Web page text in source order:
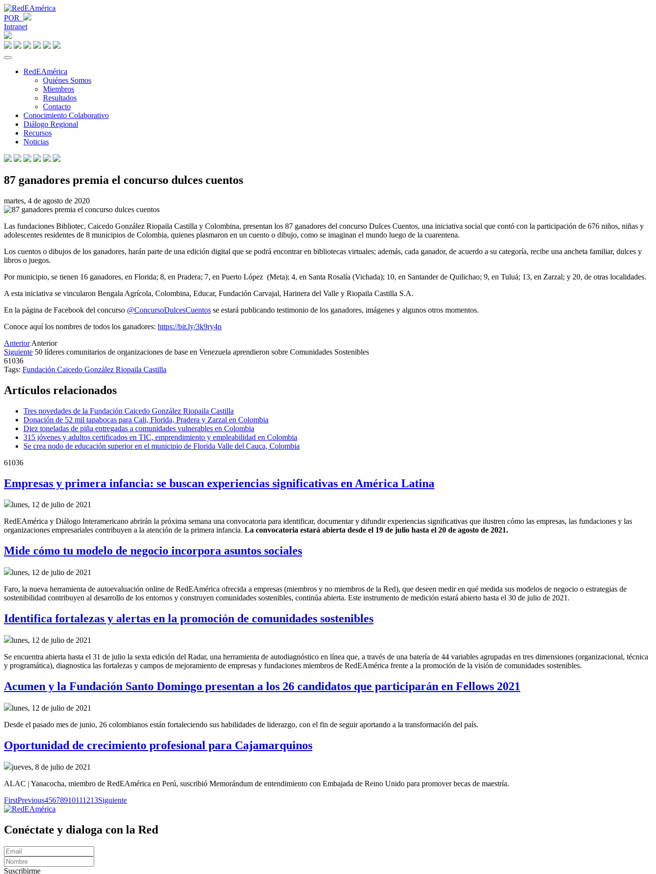
POR
Intranet
RedEAmérica
Quiénes Somos
Miembros
Resultados
Contacto
Conocimiento Colaborativo
Diálogo Regional
Recursos
Noticias
87 ganadores premia el concurso dulces cuentos
martes, 4 de agosto de 2020
Las fundaciones Bibliotec, Caicedo González Riopaila Castilla y Colombina, presentan los 87 ganadores del concurso Dulces Cuentos, una iniciativa social que contó con la participación de 676 niños, niñas y
adolescentes residentes de 8 municipios de Colombia, quienes plasmaron en un cuento o dibujo, como se imaginan el mundo luego de la cuarentena.
Los cuentos o dibujos de los ganadores, harán parte de una edición digital que se podrá encontrar en bibliotecas virtuales; además, cada ganador, de acuerdo a su categoría, recibe una ancheta familiar, dulces y
libros o juegos.
Por municipio, se tienen 16 ganadores, en Florida; 8, en Pradera; 7, en Puerto López (Meta); 4, en Santa Rosalía (Vichada); 10, en Santander de Quilichao; 9, en Tuluá; 13, en Zarzal; y 20, de otras localidades.
A esta iniciativa se vincularon Bengala Agrícola, Colombina, Educar, Fundación Carvajal, Harinera del Valle y Riopaila Castilla S.A.
En la página de Facebook del concurso @ConcursoDulcesCuentos se estará publicando testimonio de los ganadores, imágenes y algunos otros momentos.
Conoce aquí los nombres de todos los ganadores: https://bit.ly/3k9ry4n
Anterior Anterior
Siguiente 50 líderes comunitarios de organizaciones de base en Venezuela aprendieron sobre Comunidades Sostenibles
61036
Tags: Fundación Caicedo González Riopaila Castilla
Artículos relacionados
Tres novedades de la Fundación Caicedo González Riopaila Castilla
Donación de 52 mil tapabocas para Cali, Florida, Pradera y Zarzal en Colombia
Diez toneladas de piña entregadas a comunidades vulnerables en Colombia
315 jóvenes y adultos certificados en TIC, emprendimiento y empleabilidad en Colombia
Se crea nodo de educación superior en el municipio de Florida Valle del Cauca, Colombia
61036
Empresas y primera infancia: se buscan experiencias significativas en América Latina
lunes, 12 de julio de 2021
RedEAmérica y Diálogo Interamericano abrirán la próxima semana una convocatoria para identificar, documentar y difundir experiencias significativas que ilustren cómo las empresas, las fundaciones y las
organizaciones empresariales contribuyen a la atención de la primera infancia. La convocatoria estará abierta desde el 19 de julio hasta el 20 de agosto de 2021.
Mide cómo tu modelo de negocio incorpora asuntos sociales
lunes, 12 de julio de 2021
Faro, la nueva herramienta de autoevaluación online de RedEAmérica ofrecida a empresas (miembros y no miembros de la Red), que deseen medir en qué medida sus modelos de negocio o estrategias de
sostenibilidad contribuyen al desarrollo de los entornos y construyen comunidades sostenibles, continúa abierta. Este instrumento de medición estará abierto hasta el 30 de julio de 2021.
Identifica fortalezas y alertas en la promoción de comunidades sostenibles
lunes, 12 de julio de 2021
Se encuentra abierta hasta el 31 de julio la sexta edición del Radar, una herramienta de autodiagnóstico en línea que, a través de una batería de 44 variables agrupadas en tres dimensiones (organizacional, técnica
y programática), diagnostica las fortalezas y campos de mejoramiento de empresas y fundaciones miembros de RedEAmérica frente a la promoción de la visión de comunidades sostenibles.
Acumen y la Fundación Santo Domingo presentan a los 26 candidatos que participarán en Fellows 2021
lunes, 12 de julio de 2021
Desde el pasado mes de junio, 26 colombianos están fortaleciendo sus habilidades de liderazgo, con el fin de seguir aportando a la transformación del país.
Oportunidad de crecimiento profesional para Cajamarquinos
jueves, 8 de julio de 2021
ALAC | Yanacocha, miembro de RedEAmérica en Perú, suscribió Memorándum de entendimiento con Embajada de Reino Unido para promover becas de maestría.
FirstPrevious45678910111213Siguiente
Conéctate y dialoga con la Red
Suscribirme